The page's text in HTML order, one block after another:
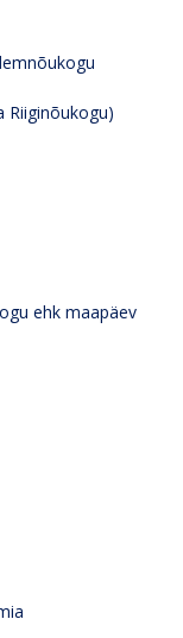
Riiginõukogu)
ehk maapäev